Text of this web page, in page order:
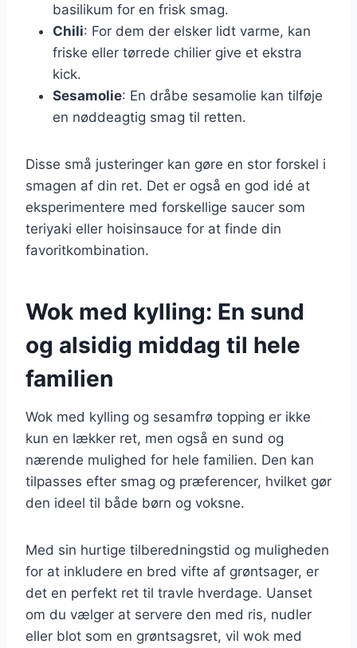
basilikum for en frisk smag.
Chili: For dem der elsker lidt varme, kan
friske eller tørrede chilier give et ekstra
kick.
Sesamolie: En dråbe sesamolie kan tilføje
en nøddeagtig smag til retten.
Disse små justeringer kan gøre en stor forskel i
smagen af din ret. Det er også en god idé at
eksperimentere med forskellige saucer som
teriyaki eller hoisinsauce for at finde din
favoritkombination.
Wok med kylling: En sund
og alsidig middag til hele
familien
Wok med kylling og sesamfrø topping er ikke
kun en lækker ret, men også en sund og
nærende mulighed for hele familien. Den kan
tilpasses efter smag og præferencer, hvilket gør
den ideel til både børn og voksne.
Med sin hurtige tilberedningstid og muligheden
for at inkludere en bred vifte af grøntsager, er
det en perfekt ret til travle hverdage. Uanset
om du vælger at servere den med ris, nudler
eller blot som en grøntsagsret, vil wok med